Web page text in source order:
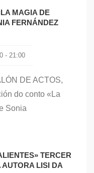
MAGIA DE
FERNÁNDEZ
- 21:00
DE ACTOS,
do conto «La
Sonia
TERCER
LISI DA